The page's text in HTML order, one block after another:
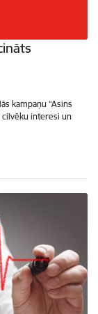
kampaņu “Asins
cilvēku interesi un